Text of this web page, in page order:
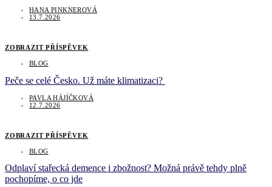
HANA PINKNEROVÁ
13.7.2026
ZOBRAZIT PŘÍSPĚVEK
BLOG
Peče se celé Česko. Už máte klimatizaci?
PAVLA HÁJÍČKOVÁ
12.7.2026
ZOBRAZIT PŘÍSPĚVEK
BLOG
Odplaví stařecká demence i zbožnost? Možná právě tehdy plně
pochopíme, o co jde